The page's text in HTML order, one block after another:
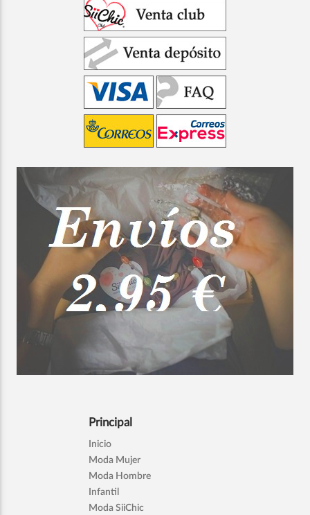
Principal
Inicio
Moda Mujer
Moda Hombre
Infantil
Moda SiiChic